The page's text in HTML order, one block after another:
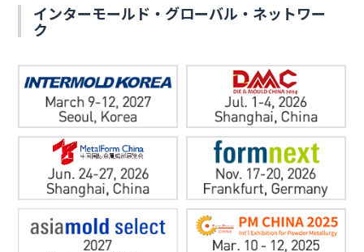
インターモールド・グローバル・ネットワー
ク